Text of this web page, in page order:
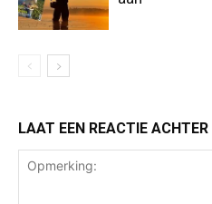
LAAT EEN REACTIE ACHTER